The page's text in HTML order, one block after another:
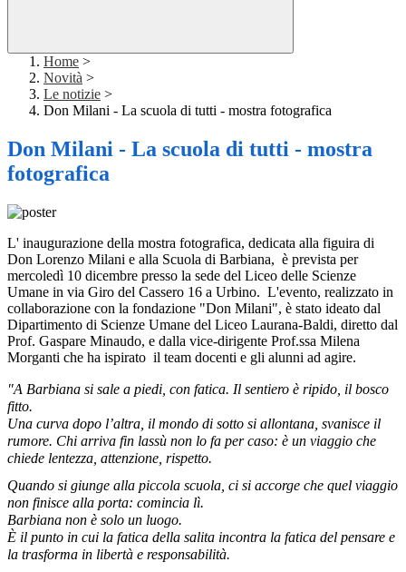
Home >
Novità >
Le notizie >
Don Milani - La scuola di tutti - mostra fotografica
Don Milani - La scuola di tutti - mostra
fotografica
L' inaugurazione della mostra fotografica, dedicata alla figuira di
Don Lorenzo Milani e alla Scuola di Barbiana, è prevista per
mercoledì 10 dicembre presso la sede del Liceo delle Scienze
Umane in via Giro del Cassero 16 a Urbino. L'evento, realizzato in
collaborazione con la fondazione "Don Milani", è stato ideato dal
Dipartimento di Scienze Umane del Liceo Laurana-Baldi, diretto dal
Prof. Gaspare Minaudo, e dalla vice-dirigente Prof.ssa Milena
Morganti che ha ispirato il team docenti e gli alunni ad agire.
"A Barbiana si sale a piedi, con fatica. Il sentiero è ripido, il bosco
fitto.
Una curva dopo l’altra, il mondo di sotto si allontana, svanisce il
rumore. Chi arriva fin lassù non lo fa per caso: è un viaggio che
chiede lentezza, attenzione, rispetto.
Quando si giunge alla piccola scuola, ci si accorge che quel viaggio
non finisce alla porta: comincia lì.
Barbiana non è solo un luogo.
È il punto in cui la fatica della salita incontra la fatica del pensare e
la trasforma in libertà e responsabilità.